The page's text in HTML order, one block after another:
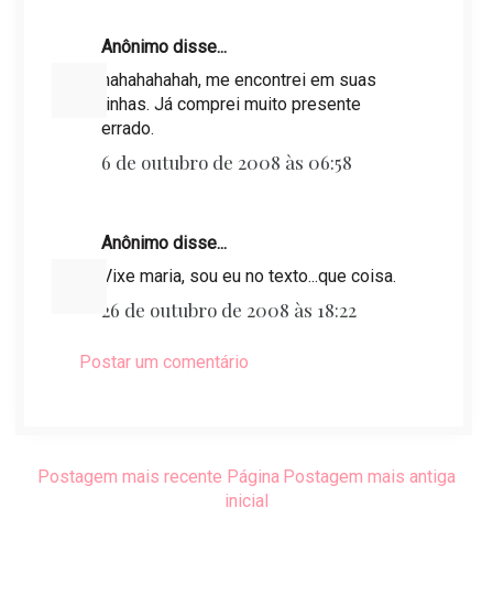
Anônimo disse...
hahahahahah, me encontrei em suas
linhas. Já comprei muito presente
errado.
6 de outubro de 2008 às 06:58
Anônimo disse...
Vixe maria, sou eu no texto...que coisa.
26 de outubro de 2008 às 18:22
Postar um comentário
Postagem mais recente Postagem mais antiga
Página
inicial